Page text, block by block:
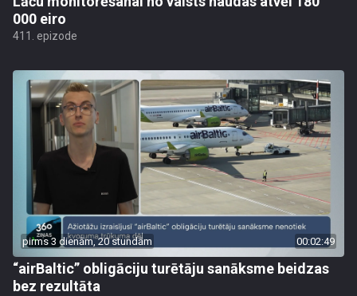
000 eiro
411. epizode
pirms 3 dienām, 20 stundām 00:02:49
“airBaltic” obligāciju turētāju sanāksme beidzas
bez rezultāta